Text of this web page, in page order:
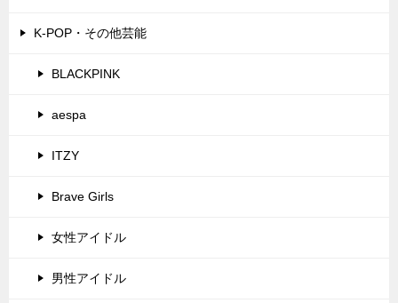
K-POP・その他芸能
BLACKPINK
aespa
ITZY
Brave Girls
女性アイドル
男性アイドル